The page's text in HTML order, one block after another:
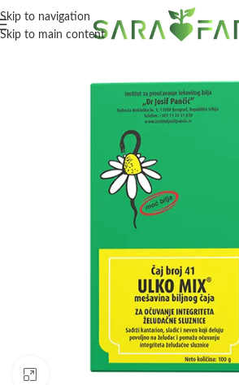
Skip to navigation
Skip to main content
Click to enlarge